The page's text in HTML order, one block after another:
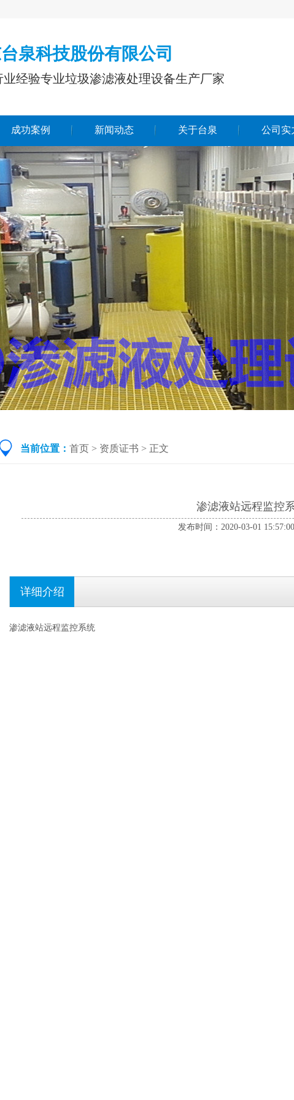
泉科技股份有限公司
业经验专业垃圾渗滤液处理设备生产厂家
成功案例 新闻动态 关于台泉 公司实
当前位置： 首页 > 资质证书 > 正文
渗滤液站远程监控
发布时间：2020-03-01 15:57:00
详细介绍
渗滤液站远程监控系统